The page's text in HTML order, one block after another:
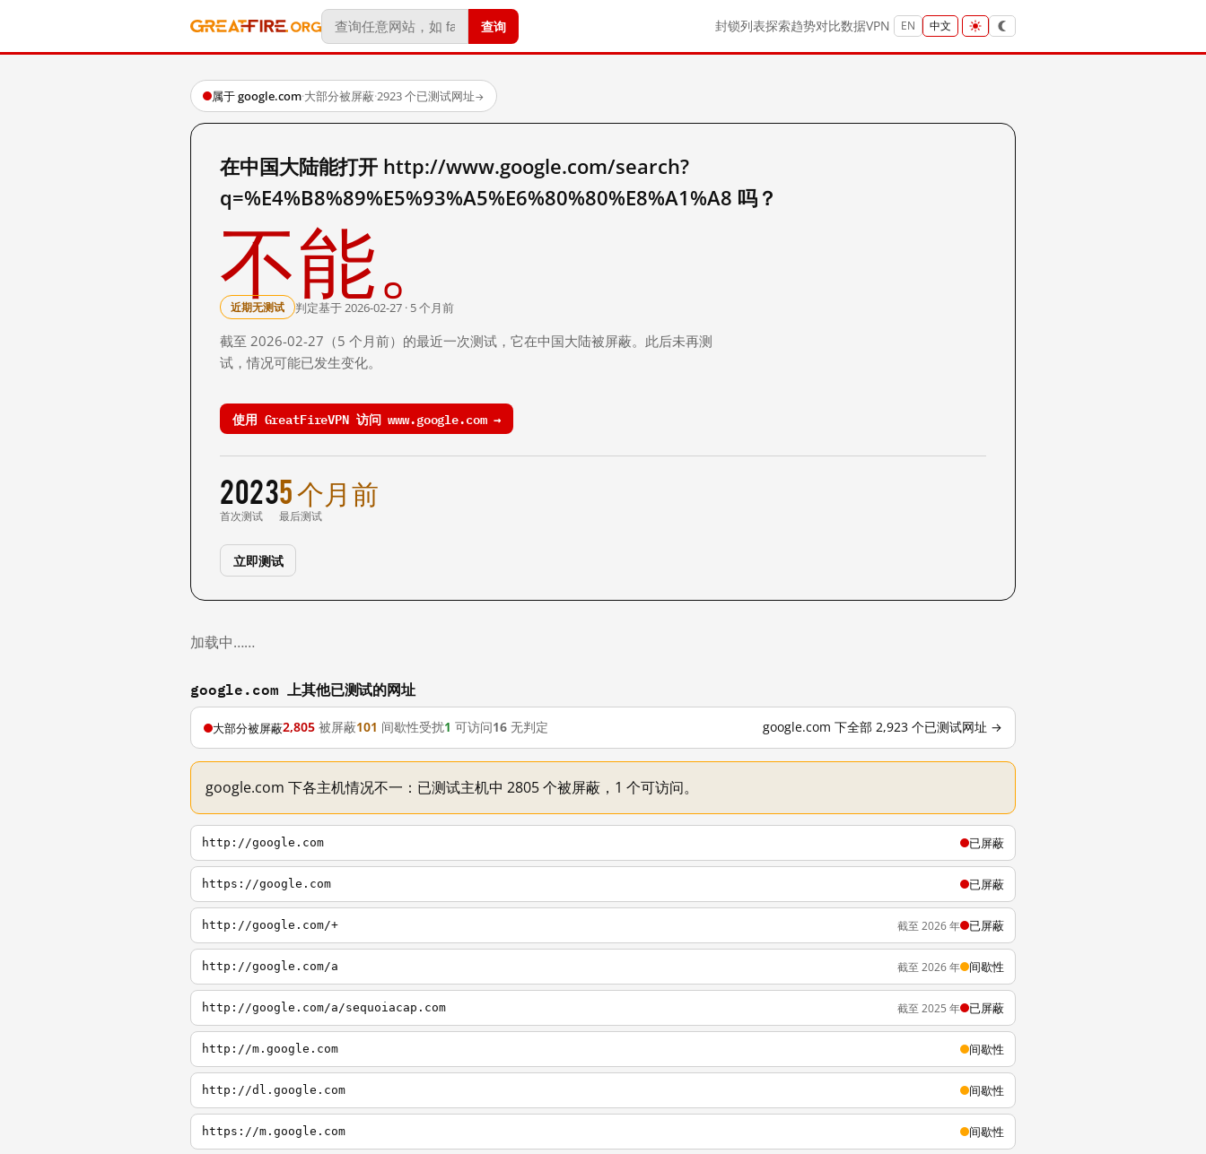
查询 封锁列表探索趋势对比数据VPN EN 中文
属于 google.com·大部分被屏蔽·2923 个已测试网址→
在中国大陆能打开 http://www.google.com/search?
q=%E4%B8%89%E5%93%A5%E6%80%80%E8%A1%A8 吗？
不能。
近期无测试 判定基于 2026-02-27 · 5 个月前
截至 2026-02-27（5 个月前）的最近一次测试，它在中国大陆被屏蔽。此后未再测
试，情况可能已发生变化。
使用 GreatFireVPN 访问 www.google.com →
2023
首次测试
5 个月前
最后测试
立即测试
加载中……
google.com 上其他已测试的网址
大部分被屏蔽2,805 被屏蔽101 间歇性受扰1 可访问16 无判定 google.com 下全部 2,923 个已测试网址 →
google.com 下各主机情况不一：已测试主机中 2805 个被屏蔽，1 个可访问。
http://google.com 已屏蔽
https://google.com 已屏蔽
http://google.com/+ 截至 2026 年 已屏蔽
http://google.com/a 截至 2026 年 间歇性
http://google.com/a/sequoiacap.com 截至 2025 年 已屏蔽
http://m.google.com 间歇性
http://dl.google.com 间歇性
https://m.google.com 间歇性